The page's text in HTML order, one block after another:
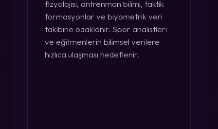
fizyolojisi, antrenman bilimi, taktik
formasyonlar ve biyometrik veri
takibine odaklanır. Spor analistleri
ve eğitmenlerin bilimsel verilere
hızlıca ulaşması hedeflenir.